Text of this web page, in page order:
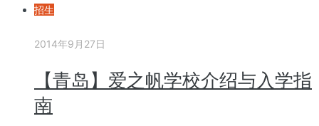
招生
2014年9月27日
【青岛】爱之帆学校介绍与入学指
南